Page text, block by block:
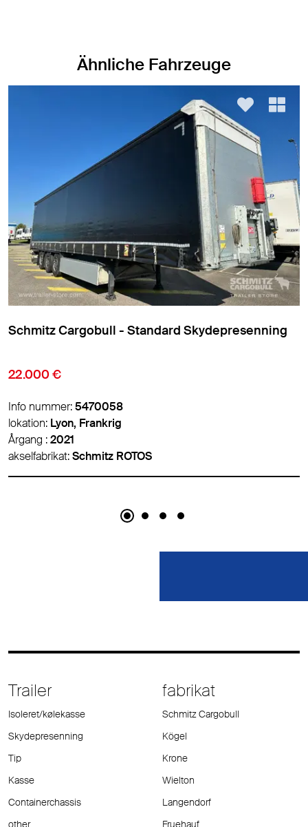
Ähnliche Fahrzeuge
Schmitz Cargobull - Standard Skydepresenning
9.850 €
Info nummer:5474007
lokation:Lyon, Frankrig
Årgang :2016
akselfabrikat:Schmitz ROTOS
Trailer
Isoleret/kølekasse
Skydepresenning
Tip
Kasse
Containerchassis
other
fabrikat
Schmitz Cargobull
Kögel
Krone
Wielton
Langendorf
Fruehauf